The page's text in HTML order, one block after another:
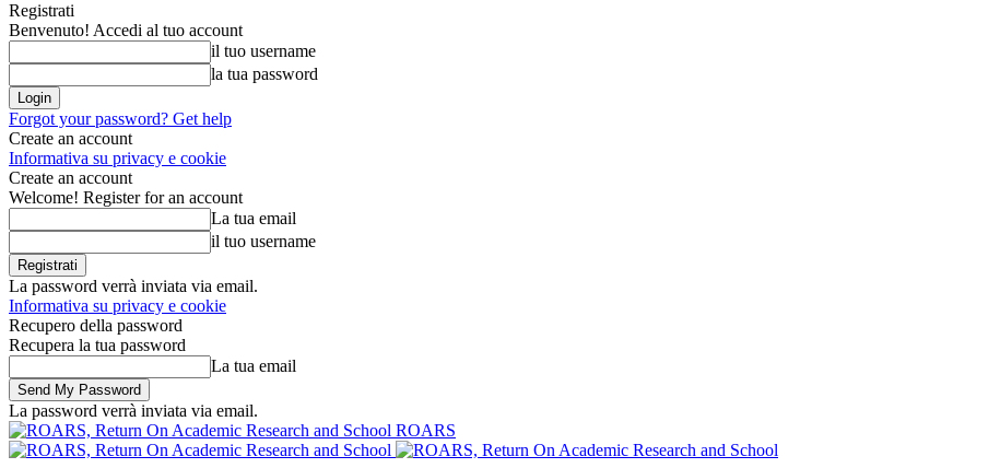
Registrati
Benvenuto! Accedi al tuo account
il tuo username
la tua password
Forgot your password? Get help
Create an account
Informativa su privacy e cookie
Create an account
Welcome! Register for an account
La tua email
il tuo username
La password verrà inviata via email.
Informativa su privacy e cookie
Recupero della password
Recupera la tua password
La tua email
La password verrà inviata via email.
ROARS